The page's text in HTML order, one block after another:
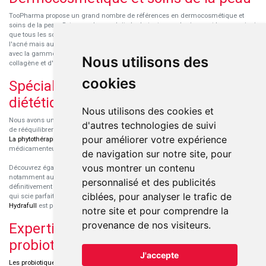
Nous utilisons des
cookies
Nous utilisons des cookies et
d'autres technologies de suivi
pour améliorer votre expérience
de navigation sur notre site, pour
vous montrer un contenu
personnalisé et des publicités
ciblées, pour analyser le trafic de
notre site et pour comprendre la
provenance de nos visiteurs.
J'accepte
TooPharma propose un grand nombre de références en dermocosmétique et
soins de la peau. Retrouvez les produits hydratants pour le visage et le corps ainsi
que tous les soins pour peaux sensibles ou à tendance atopique, les soins pour
l'acné mais aussi des démaquillants. Découvrez nos nouvelles références SVR
avec la gamme anti-âge pour les peaux encore jeunes
collagène et d'acide hyaluronique.
Spécialisation en micronutrition et
diététique
Nous avons un engouement particulier pour la micronutrition qui permet souvent
de rééquilibrer des carences ou d'améliorer des troubles métaboliques mineurs.
La phytothérapie
l'aromathérapiesont souvent complémentaires de traitements
médicamenteux lorsqu'ils sont bien conseillés.
Découvrez également les protéines et les produits de nutrition sportive,
notamment au sein de la gamme française
Eric Favre
. Cette gamme est
définitivement axée sur le choix qualitatif des ingrédients et sur une formulation
qui scie parfaitement aux besoins de chaque sportif. La gamme hydratation
Hydrafull est pensée pour une hydratation maximale.
Expertise dans le domaine des
probiotiques
Les probiotiques font parti des découvertes médicales majeures dans l'arsenal